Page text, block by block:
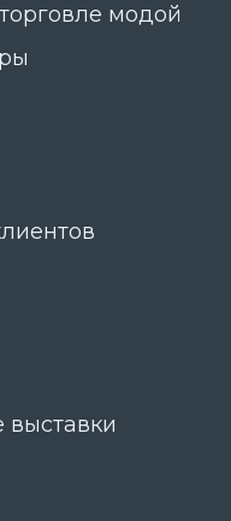
модой